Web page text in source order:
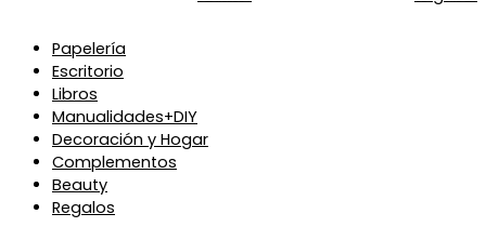
Papelería
Escritorio
Libros
Manualidades+DIY
Decoración y Hogar
Complementos
Beauty
Regalos